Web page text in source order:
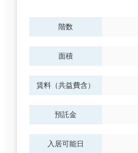
階数
面積
賃料（共益費含）
預託金
入居可能日